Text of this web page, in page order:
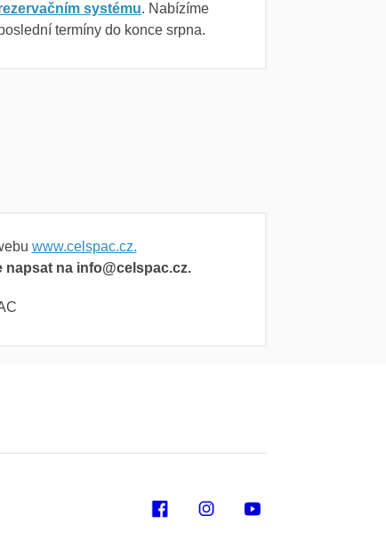
systému. Nabízíme
termíny do konce srpna.
www.celspac.cz.
napsat na info@celspac.cz.